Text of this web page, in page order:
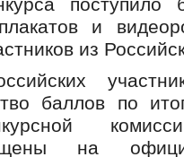
и
из
баллов по
на